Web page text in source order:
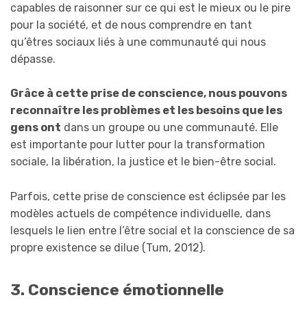
capables de raisonner sur ce qui est le mieux ou le pire
pour la société, et de nous comprendre en tant
qu’êtres sociaux liés à une communauté qui nous
dépasse.
Grâce à cette prise de conscience, nous pouvons
reconnaître les problèmes et les besoins que les
gens ont dans un groupe ou une communauté. Elle
est importante pour lutter pour la transformation
sociale, la libération, la justice et le bien-être social.
Parfois, cette prise de conscience est éclipsée par les
modèles actuels de compétence individuelle, dans
lesquels le lien entre l’être social et la conscience de sa
propre existence se dilue (Tum, 2012).
3. Conscience émotionnelle